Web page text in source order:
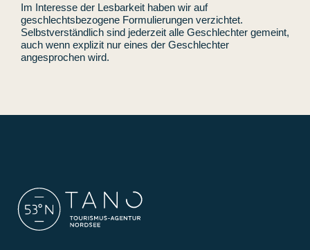
Im Interesse der Lesbarkeit haben wir auf
geschlechtsbezogene Formulierungen verzichtet.
Selbstverständlich sind jederzeit alle Geschlechter gemeint,
auch wenn explizit nur eines der Geschlechter
angesprochen wird.